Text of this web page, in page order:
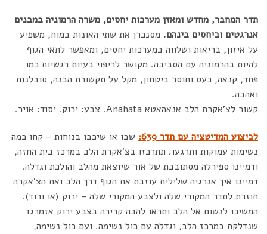
תדר המחבר, מחדש ומאזן מערכות יחסים, משרה הרמוניה במבנים
אנרגטים וביחסים בינהם. מסנכרן את שתי האונות במוח, משפיע
על איזון, בריאות ושלווה במערכות יחסים, ומאפשר לתאי הגוף
להיות בהרמוניה עם הסביבה. מקושר לריפוי בעיות רגשיות כמו
פחד, קנאה, כעס וחוסר ביטחון, מקל על תקשורת הבנה, סובלנות
ואהבה.
קשור לצ'אקרת הלב אנאהאטא Anahata. צבע: ירוק. יסוד: אויר.
לביצוע המדיטציה עם תדר 639:
שבו או שיכבו בנוחות – קחו כמה
נשימות עמוקות ותרגעו. תתרכזו בצ'אקרת הלב במרכז בית החזה,
ודמיינו ספירלה מסתובבת של אור שיוצאת מהלב והולכת וגדלה.
דמיינו איך אנרגיה שלילית עוזבת את הגוף דרך הלב ואת הצ'אקרה
חוזרת לתדר המקורי שלה ולצבע המקורי שלה – ירוק (או ורוד).
המשיכו לנשום אל הלב ותראו להבה קרירה בצבע ירוק אזמרגד
שנדלקת במרכז הלב, וגדלה עם כול נשימה. ועם כול נשימה,